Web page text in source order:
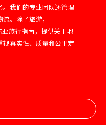
。我们的专业团队还管理
。除了旅游，
旅行指南，提供关于地
视真实性、质量和公平定